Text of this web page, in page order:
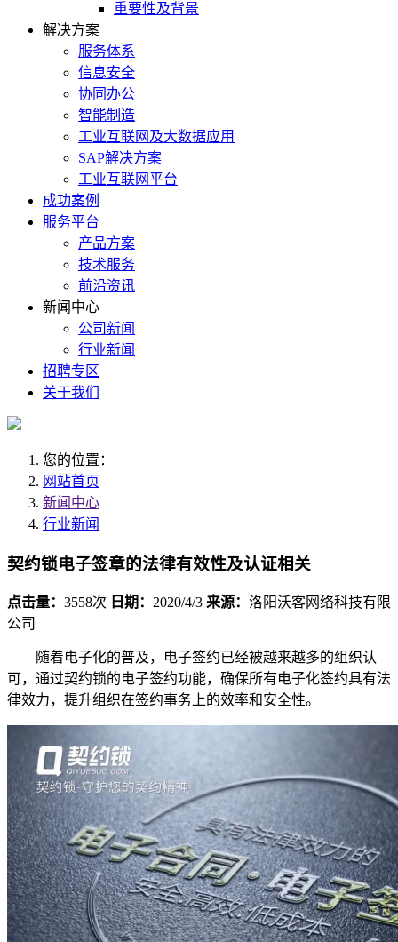
重要性及背景
解决方案
服务体系
信息安全
协同办公
智能制造
工业互联网及大数据应用
SAP解决方案
工业互联网平台
成功案例
服务平台
产品方案
技术服务
前沿资讯
新闻中心
公司新闻
行业新闻
招聘专区
关于我们
您的位置：
网站首页
新闻中心
行业新闻
契约锁电子签章的法律有效性及认证相关
点击量： 3558次 日期： 2020/4/3 来源： 洛阳沃客网络科技有限
公司
随着电子化的普及，电子签约已经被越来越多的组织认
可，通过契约锁的电子签约功能，确保所有电子化签约具有法
律效力，提升组织在签约事务上的效率和安全性。